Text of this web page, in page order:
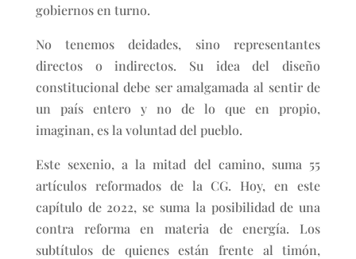
gobiernos en turno.
No tenemos deidades, sino representantes
directos o indirectos. Su idea del diseño
constitucional debe ser amalgamada al sentir de
un país entero y no de lo que en propio,
imaginan, es la voluntad del pueblo.
Este sexenio, a la mitad del camino, suma 55
artículos reformados de la CG. Hoy, en este
capítulo de 2022, se suma la posibilidad de una
contra reforma en materia de energía. Los
subtítulos de quienes están frente al timón,